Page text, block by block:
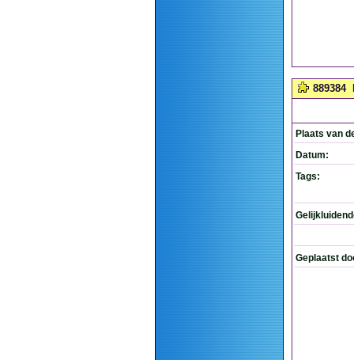
889384
Plaats van
Datum:
Tags:
Geplaatst